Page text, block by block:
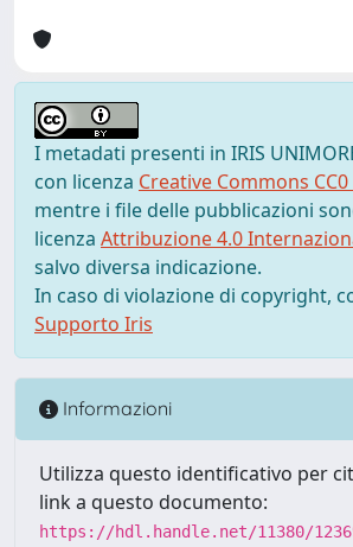
I metadati presenti in IRIS
con licenza Creative Commons
mentre i file delle pubblicazioni
licenza Attribuzione 4.0
salvo diversa indicazione.
In caso di violazione di copyright,
Supporto Iris
Informazioni
Utilizza questo identificativo per
link a questo documento:
https://hdl.handle.net/11380/